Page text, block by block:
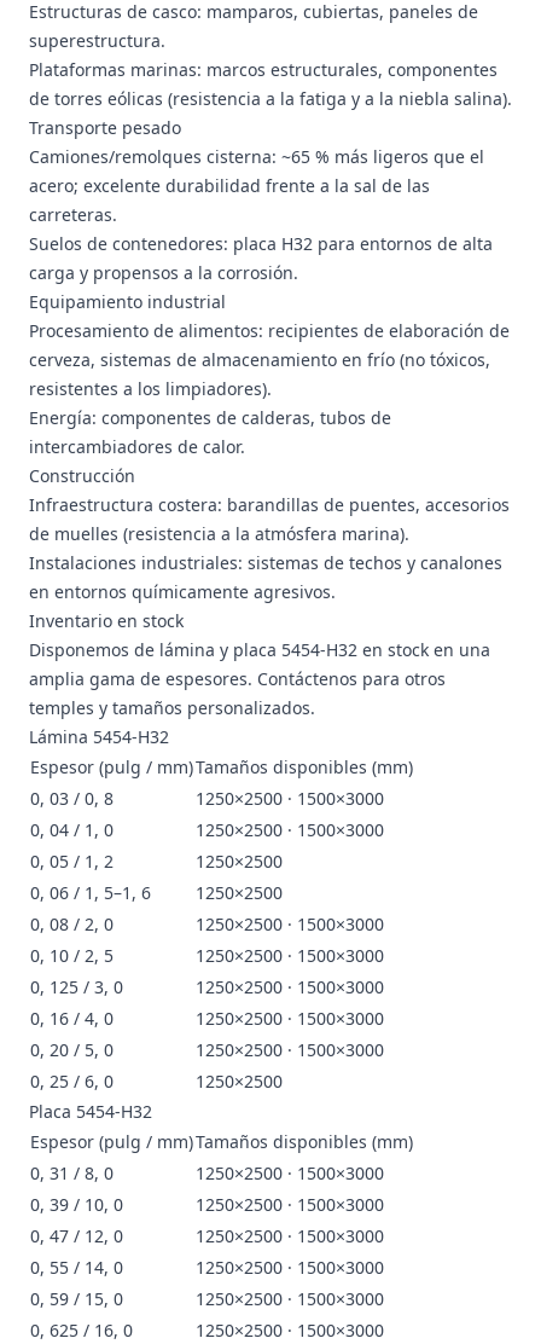
Estructuras de casco: mamparos, cubiertas, paneles de
superestructura.
Plataformas marinas: marcos estructurales, componentes
de torres eólicas (resistencia a la fatiga y a la niebla salina).
Transporte pesado
Camiones/remolques cisterna: ~65 % más ligeros que el
acero; excelente durabilidad frente a la sal de las
carreteras.
Suelos de contenedores: placa H32 para entornos de alta
carga y propensos a la corrosión.
Equipamiento industrial
Procesamiento de alimentos: recipientes de elaboración de
cerveza, sistemas de almacenamiento en frío (no tóxicos,
resistentes a los limpiadores).
Energía: componentes de calderas, tubos de
intercambiadores de calor.
Construcción
Infraestructura costera: barandillas de puentes, accesorios
de muelles (resistencia a la atmósfera marina).
Instalaciones industriales: sistemas de techos y canalones
en entornos químicamente agresivos.
Inventario en stock
Disponemos de lámina y placa 5454-H32 en stock en una
amplia gama de espesores. Contáctenos para otros
temples y tamaños personalizados.
Lámina 5454-H32
Espesor (pulg / mm)Tamaños disponibles (mm)
0, 03 / 0, 8
1250×2500 · 1500×3000
0, 04 / 1, 0
1250×2500 · 1500×3000
0, 05 / 1, 2
1250×2500
0, 06 / 1, 5–1, 6
1250×2500
0, 08 / 2, 0
1250×2500 · 1500×3000
0, 10 / 2, 5
1250×2500 · 1500×3000
0, 125 / 3, 0
1250×2500 · 1500×3000
0, 16 / 4, 0
1250×2500 · 1500×3000
0, 20 / 5, 0
1250×2500 · 1500×3000
0, 25 / 6, 0
1250×2500
Placa 5454-H32
Espesor (pulg / mm)Tamaños disponibles (mm)
0, 31 / 8, 0
1250×2500 · 1500×3000
0, 39 / 10, 0
1250×2500 · 1500×3000
0, 47 / 12, 0
1250×2500 · 1500×3000
0, 55 / 14, 0
1250×2500 · 1500×3000
0, 59 / 15, 0
1250×2500 · 1500×3000
0, 625 / 16, 0
1250×2500 · 1500×3000